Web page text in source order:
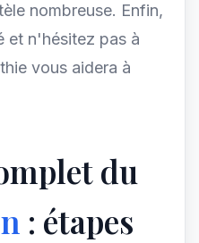
nombreuse. Enfin,
et n'hésitez pas à
vous aidera à
du
: étapes